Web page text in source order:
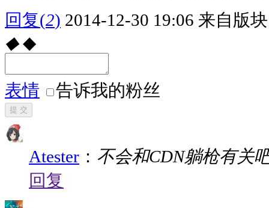
回复(2) 2014-12-30 19:06 来自版
◆ ◆
表情 告诉我的粉丝
提 交
Atester ： 不会和CDN躺枪有关
回复